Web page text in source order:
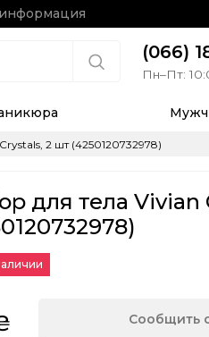
(066)
Пн–Пт:
2 шт (4250120732978)
для тела
Сообщить